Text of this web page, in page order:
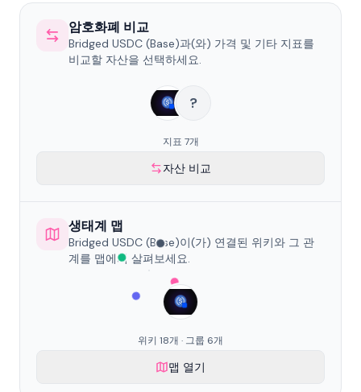
암호화폐 비교
Bridged USDC (Base)과(와) 가격 및 기타 지표를
비교할 자산을 선택하세요.
?
지표 7개
자산 비교
생태계 맵
Bridged USDC (Base)이(가) 연결된 위키와 그 관
계를 맵에서 살펴보세요.
위키 18개 · 그룹 6개
맵 열기